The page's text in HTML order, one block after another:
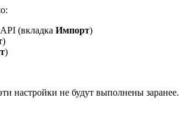
(вкладка Импорт)
)
)
настройки не будут выполнены заранее.